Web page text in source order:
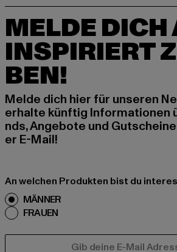
MELDE DICH
INSPIRIERT
BEN!
Melde dich hier für unseren
erhalte künftig Informationen
nds, Angebote und
er E-Mail!
An welchen Produkten bist du
MÄNNER
FRAUEN